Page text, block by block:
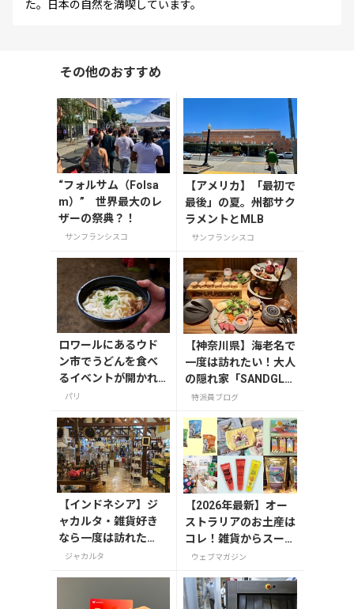
た。日本の自然を満喫しています。
その他のおすすめ
“フォルサム（Folsa
m）” 世界最大のレ
ザーの祭典？！
サンフランシスコ
【アメリカ】「最初で
最後」の夏。州都サク
ラメントとMLB
サンフランシスコ
ロワールにあるウド
ン市でうどんを食べ
るイベントが開かれ
るパリ
【神奈川県】海老名で
一度は訪れたい！大人
の隠れ家「SANDGLA
SS 熾火」で味わうア
特派員ブログ
【インドネシア】ジ
ャカルタ・雑貨好き
なら一度は訪れた
い！インドネシアの
ジャカルタ
【2026年最新】オー
ストラリアのお土産は
コレ！雑貨からスーパ
ーでも買えるグルメま
ウェブマガジン